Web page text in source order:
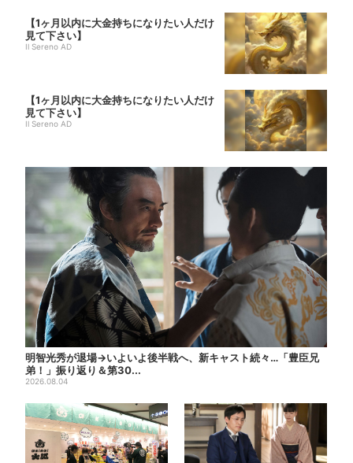
【1ヶ月以内に大金持ちになりたい人だけ
見て下さい】
Il Sereno AD
【1ヶ月以内に大金持ちになりたい人だけ
見て下さい】
Il Sereno AD
明智光秀が退場→いよいよ後半戦へ、新キャスト続々…「豊臣兄
弟！」振り返り＆第30...
2026.08.04